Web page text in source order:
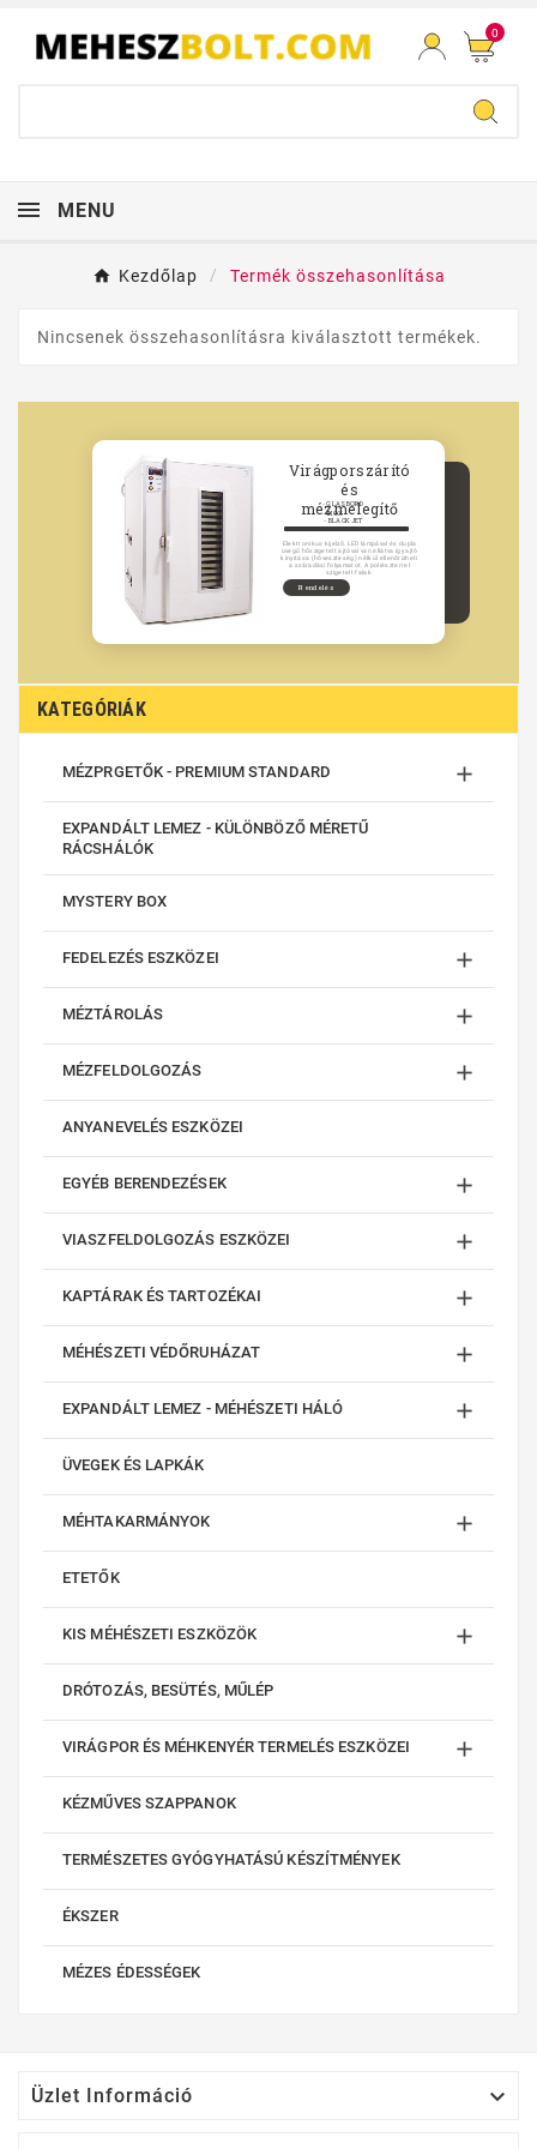
0
MENU
Kezdőlap Termék összehasonlítása
Nincsenek összehasonlításra kiválasztott termékek.
Virágporszárító
és
mézmelegítő
Rendelés
Elektronikus kijelző. LED lámpával és dupla
üvegű hőszigetelt ajtóval van ellátva így ajtó
kinyitása (hőveszteség) nélkül ellenőrizheti
a száradási folyamatot. A poliészterrel
szigetelt falak.
- GLASBORD
- BLACK JET
- INOX
KATEGÓRIÁK
MÉZPRGETŐK - PREMIUM STANDARD 
EXPANDÁLT LEMEZ - KÜLÖNBÖZŐ MÉRETŰ
RÁCSHÁLÓK
MYSTERY BOX
FEDELEZÉS ESZKÖZEI 
MÉZTÁROLÁS 
MÉZFELDOLGOZÁS 
ANYANEVELÉS ESZKÖZEI
EGYÉB BERENDEZÉSEK 
VIASZFELDOLGOZÁS ESZKÖZEI 
KAPTÁRAK ÉS TARTOZÉKAI 
MÉHÉSZETI VÉDŐRUHÁZAT 
EXPANDÁLT LEMEZ - MÉHÉSZETI HÁLÓ 
ÜVEGEK ÉS LAPKÁK
MÉHTAKARMÁNYOK 
ETETŐK
KIS MÉHÉSZETI ESZKÖZÖK 
DRÓTOZÁS, BESÜTÉS, MŰLÉP
VIRÁGPOR ÉS MÉHKENYÉR TERMELÉS ESZKÖZEI 
KÉZMŰVES SZAPPANOK
TERMÉSZETES GYÓGYHATÁSÚ KÉSZÍTMÉNYEK
ÉKSZER
MÉZES ÉDESSÉGEK
Üzlet Információ 